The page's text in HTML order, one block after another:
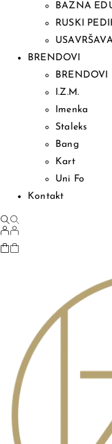
BAZNA
RUSKI
BRENDOVI
BRENDOVI
I.Z.M.
Imenka
Staleks
Bang
Kart
Uni Fo
Kontakt